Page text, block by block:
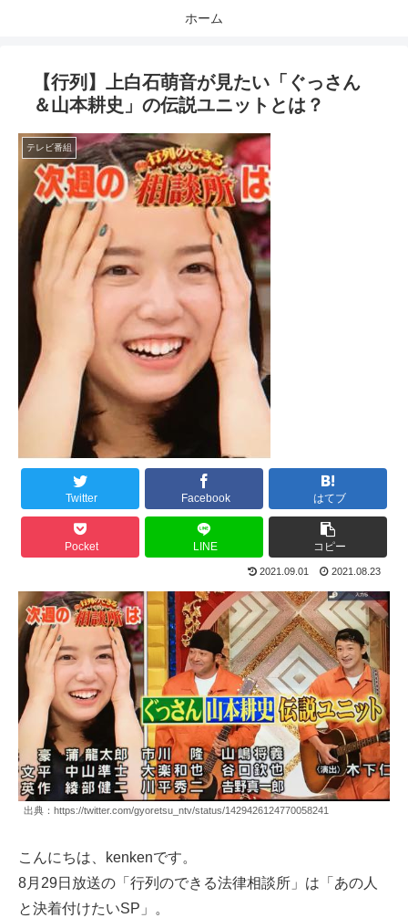
ホーム
【行列】上白石萌音が見たい「ぐっさん
＆山本耕史」の伝説ユニットとは？
テレビ番組
Twitter Facebook はてブ
Pocket LINE コピー
2021.09.01 2021.08.23
出典：https://twitter.com/gyoretsu_ntv/status/1429426124770058241
こんにちは、kenkenです。
8月29日放送の「行列のできる法律相談所」は「あの人
と決着付けたいSP」。